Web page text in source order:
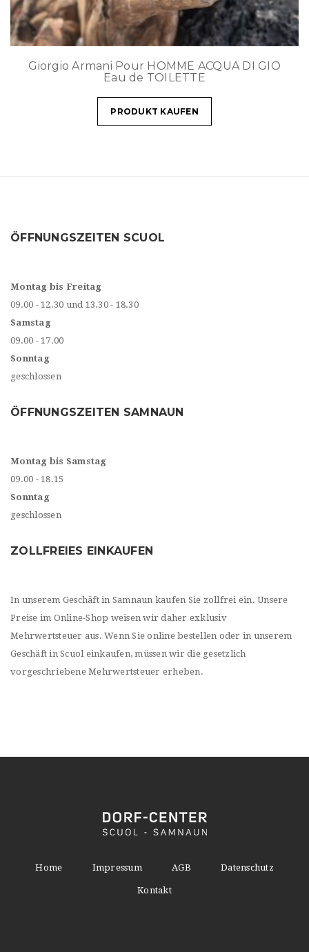
Giorgio Armani Pour HOMME ACQUA DI GIO
Eau de TOILETTE
PRODUKT KAUFEN
ÖFFNUNGSZEITEN SCUOL
Montag bis Freitag
09.00 - 12.30 und 13.30 - 18.30
Samstag
09.00 - 17.00
Sonntag
geschlossen
ÖFFNUNGSZEITEN SAMNAUN
Montag bis Samstag
09.00 - 18.15
Sonntag
geschlossen
ZOLLFREIES EINKAUFEN
In unserem Geschäft in Samnaun kaufen Sie zollfrei ein. Unsere
Preise im Online-Shop weisen wir daher exklusiv
Mehrwertsteuer aus. Wenn Sie online bestellen oder in unserem
Geschäft in Scuol einkaufen, müssen wir die gesetzlich
vorgeschriebene Mehrwertsteuer erheben.
Home Impressum AGB Datenschutz
Kontakt